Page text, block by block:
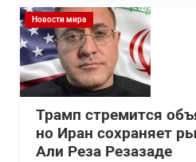
Новости мира
Трамп стремится
но Иран сохраняет
Али Реза Резазаде